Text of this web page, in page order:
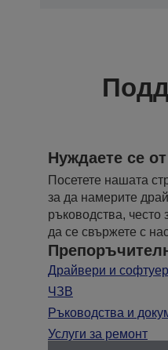
Нуждаете се
Посетете нашата
за да намерите
ръководства, често
да се свържете с
Драйвери и софтуер
ЧЗВ
Ръководства и
Услуги за ремонт